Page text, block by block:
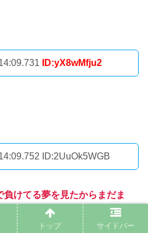
ID:yX8wMfju2
ID:2UuOk5WGB
けてる夢を見たからまだま
トップ サイドバー